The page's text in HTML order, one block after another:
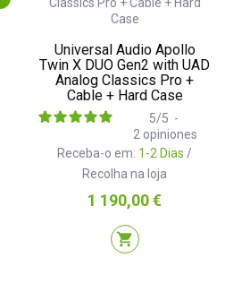
Universal Audio Apollo
Twin X DUO Gen2 with UAD
Analog Classics Pro +
Cable + Hard Case
Receba-o em: 1-2 Dias /
Recolha na loja
5/5 -
2 opiniones
Preço
1 190,00 €
shopping_cart